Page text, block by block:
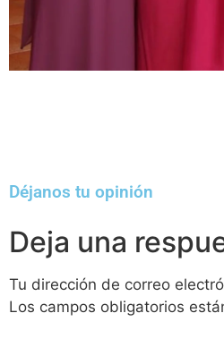
Déjanos tu opinión
Deja una
Tu dirección de correo
Los campos obligatorios